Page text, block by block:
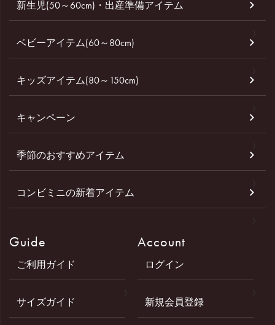
新生児(50～60cm)・出産準備アイテム
ベビーアイテム(60～80cm)
キッズアイテム(80～150cm)
キャンペーン
季節のおすすめアイテム
コンビミニの新着アイテム
Guide
ご利用ガイド
サイズガイド
Account
ログイン
新規会員登録